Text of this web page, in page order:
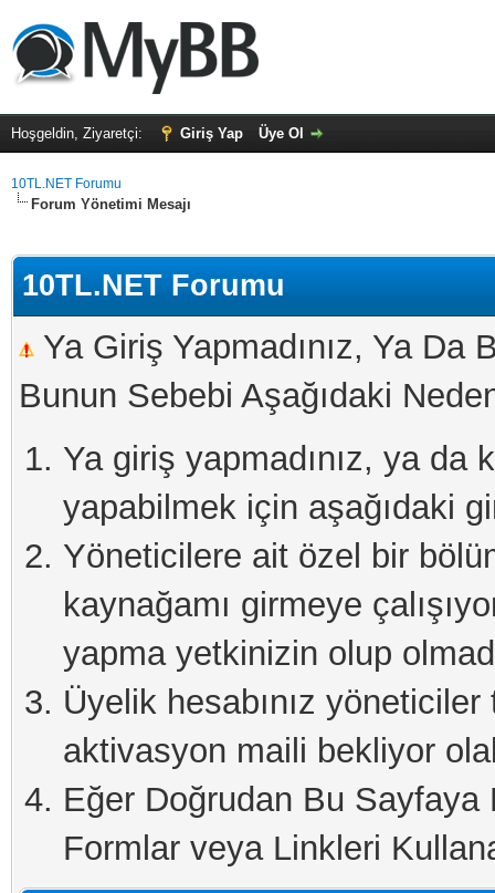
Hoşgeldin, Ziyaretçi: Giriş Yap Üye Ol
10TL.NET Forumu
Forum Yönetimi Mesajı
10TL.NET Forumu
Ya Giriş Yapmadınız, Ya
Bunun Sebebi Aşağıdaki
Ya giriş yapmadınız, ya da
yapabilmek için aşağıdaki
Yöneticilere ait özel bir
kaynağamı girmeye
yapma yetkinizin olup
Üyelik hesabınız
aktivasyon maili bekliyor
Eğer Doğrudan Bu
Formlar veya Linkleri